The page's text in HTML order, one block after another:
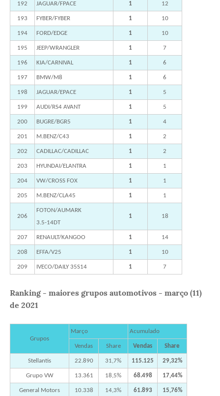
192 JAGUAR/FPACE 1 12
193 FYBER/FYBER 1 10
194 FORD/EDGE 1 10
195 JEEP/WRANGLER 1 7
196 KIA/CARNIVAL 1 6
197 BMW/M8 1 6
198 JAGUAR/EPACE 1 5
199 AUDI/RS4 AVANT 1 5
200 BUGRE/BGR5 1 4
201 M.BENZ/C43 1 2
202 CADILLAC/CADILLAC 1 2
203 HYUNDAI/ELANTRA 1 1
204 VW/CROSS FOX 1 1
205 M.BENZ/CLA45 1 1
206
FOTON/AUMARK
3.5-14DT
1 18
207 RENAULT/KANGOO 1 14
208 EFFA/V25 1 10
209 IVECO/DAILY 35S14 1 7
Ranking - maiores grupos automotivos - março (11)
de 2021
Grupos
Março Acumulado
Vendas Share Vendas Share
Stellantis 22.890 31,7% 115.125 29,32%
Grupo VW 13.361 18,5% 68.498 17,44%
General Motors 10.338 14,3% 61.893 15,76%